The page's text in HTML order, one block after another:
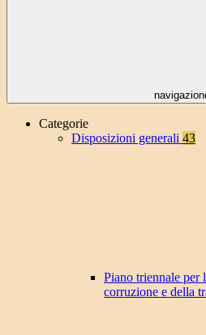
Categorie
Disposizioni generali 43
Piano triennale per
corruzione e della